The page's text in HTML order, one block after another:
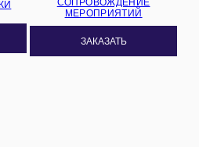
СОПРОВОЖДЕНИЕ
МЕРОПРИЯТИЙ
ЗАКАЗАТЬ